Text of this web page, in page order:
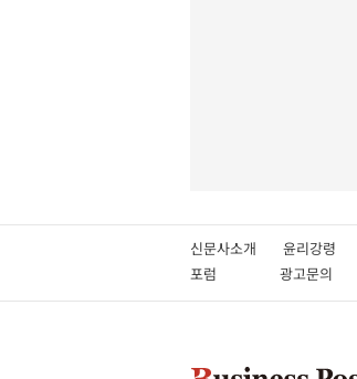
신문사소개 윤리강령
포럼
광고문의